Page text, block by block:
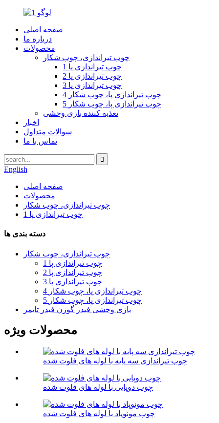
صفحه اصلی
درباره ما
محصولات
چوب تیراندازی، چوب شکار
1 چوب تیراندازی پا
2 چوب تیراندازی پا
3 چوب تیراندازی پا
4 چوب تیراندازی پا، چوب شکار
5 چوب تیراندازی پا، چوب شکار
تغذیه کننده بازی وحشی
اخبار
سوالات متداول
تماس با ما
English
صفحه اصلی
محصولات
چوب تیراندازی، چوب شکار
1 چوب تیراندازی پا
دسته بندی ها
چوب تیراندازی، چوب شکار
1 چوب تیراندازی پا
2 چوب تیراندازی پا
3 چوب تیراندازی پا
4 چوب تیراندازی پا، چوب شکار
5 چوب تیراندازی پا، چوب شکار
بازی وحشی فیدر گوزن فیدر تایمر
محصولات ویژه
چوب تیراندازی سه پایه با لوله های فلوت شده
چوب دوپایی با لوله های فلوت شده
چوب مونوپاد با لوله های فلوت شده